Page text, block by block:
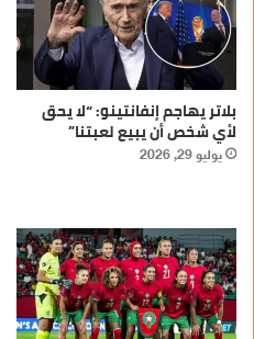
بلاتر يهاجم إنفانتينو: “لا يحق
لأي شخص أن يبيع لعبتنا”
يوليو 29, 2026